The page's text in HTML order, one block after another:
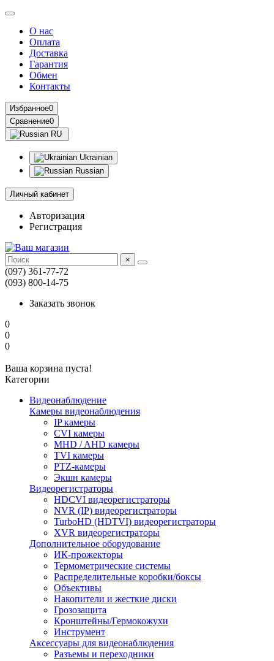
О нас
Оплата
Доставка
Гарантия
Обмен
Контакты
Избранное0
Сравнение0
RU
Ukrainian
Russian
Личный кабинет
Авторизация
Регистрация
×
(097) 361-77-72
(093) 800-14-75
Заказать звонок
0
0
0
Ваша корзина пуста!
Категории
Видеонаблюдение
Камеры видеонаблюдения
IP камеры
CVI камеры
MHD / AHD камеры
TVI камеры
PTZ-камеры
Экшн камеры
Видеорегистраторы
HDCVI видеорегистраторы
NVR (IP) видеорегистраторы
TurboHD (HDTVI) видеорегистраторы
XVR видеорегистраторы
Дополнительное оборудование
ИК-прожекторы
Термометрические системы
Распределительные коробки/боксы
Объективы
Накопители и жесткие диски
Грозозащита
Кронштейны/Гермокожухи
Инструмент
Аксессуары для видеонаблюдения
Разъемы и переходники